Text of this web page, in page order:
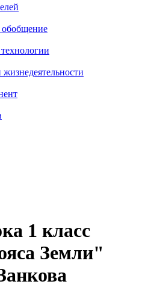
1 класс
Земли"